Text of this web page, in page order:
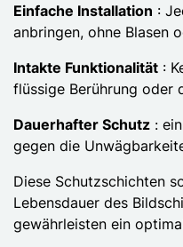
Einfache Installation :
anbringen, ohne Blasen
Intakte Funktionalität :
flüssige Berührung oder
Dauerhafter Schutz :
gegen die
Diese Schutzschichten
Lebensdauer des
gewährleisten ein